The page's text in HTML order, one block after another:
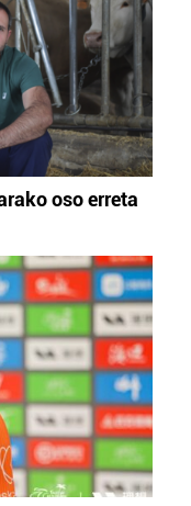
oso erreta